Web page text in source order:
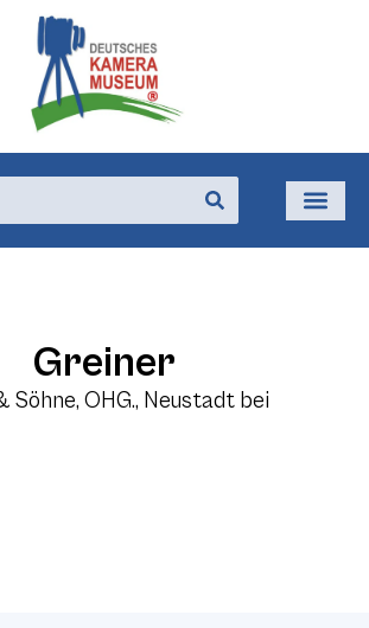
Greiner
OHG., Neustadt bei